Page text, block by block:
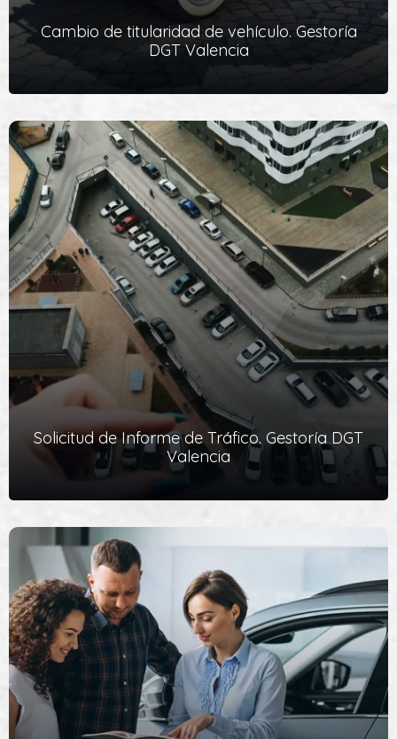
Cambio de titularidad de vehículo. Gestoría
DGT Valencia
Cambio de titularidad de vehículo. Gestoría DGT
Valencia
Si has vendido o has comprado un vehículo de segunda mano
entre particulares o si lo haces a una empresa, recuerda que
debes efectuar el cambio titularidad vehículo en el Registro de
la Dirección General…
Ver Servicio
Solicitud de Informe de Tráfico. Gestoría DGT
Valencia
Solicitud de Informe de Tráfico. Gestoría DGT
Valencia
Solicitamos el informe de tráfico del vehículo y en unos
minutos obtendrás todos los datos disponibles en el Registro
Oficial de la Dirección de Tráfico.